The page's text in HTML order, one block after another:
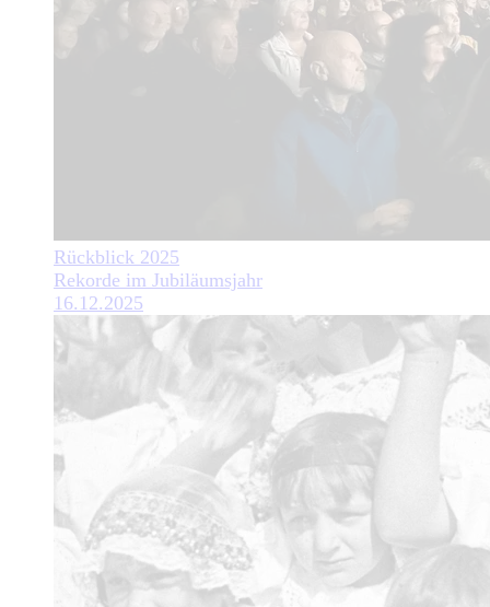
Rückblick 2025
Rekorde im Jubiläumsjahr
16.12.2025